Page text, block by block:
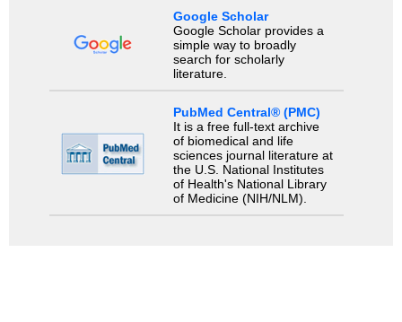
Google Scholar
Google Scholar provides a
simple way to broadly
search for scholarly
literature.
PubMed Central® (PMC)
It is a free full-text archive
of biomedical and life
sciences journal literature at
the U.S. National Institutes
of Health's National Library
of Medicine (NIH/NLM).